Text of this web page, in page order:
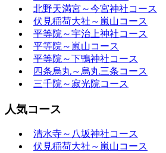
北野天満宮～今宮神社コース
伏見稲荷大社～嵐山コース
平等院～宇治上神社コース
平等院～嵐山コース
平等院～下鴨神社コース
四条烏丸～烏丸三条コース
三千院～寂光院コース
人気コース
清水寺～八坂神社コース
伏見稲荷大社～嵐山コース